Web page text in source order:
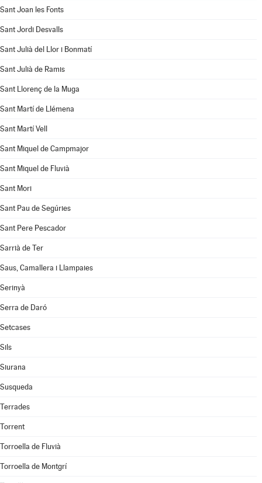
Sant Joan les Fonts
Sant Jordi Desvalls
Sant Julià del Llor i Bonmatí
Sant Julià de Ramis
Sant Llorenç de la Muga
Sant Martí de Llémena
Sant Martí Vell
Sant Miquel de Campmajor
Sant Miquel de Fluvià
Sant Mori
Sant Pau de Segúries
Sant Pere Pescador
Sarrià de Ter
Saus, Camallera i Llampaies
Serinyà
Serra de Daró
Setcases
Sils
Siurana
Susqueda
Terrades
Torrent
Torroella de Fluvià
Torroella de Montgrí